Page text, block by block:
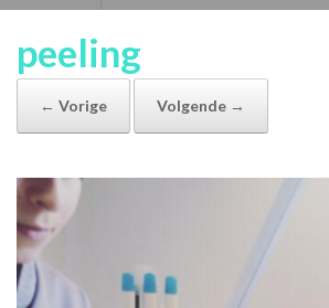
peeling
← Vorige Volgende →